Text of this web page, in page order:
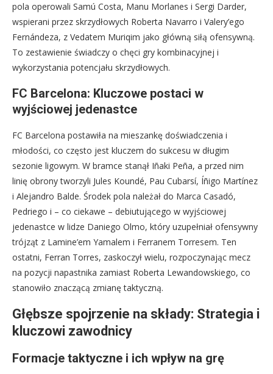
pola operowali Samú Costa, Manu Morlanes i Sergi Darder,
wspierani przez skrzydłowych Roberta Navarro i Valery’ego
Fernándeza, z Vedatem Muriqim jako główną siłą ofensywną.
To zestawienie świadczy o chęci gry kombinacyjnej i
wykorzystania potencjału skrzydłowych.
FC Barcelona: Kluczowe postaci w
wyjściowej jedenastce
FC Barcelona postawiła na mieszankę doświadczenia i
młodości, co często jest kluczem do sukcesu w długim
sezonie ligowym. W bramce stanął Iñaki Peña, a przed nim
linię obrony tworzyli Jules Koundé, Pau Cubarsí, Íñigo Martínez
i Alejandro Balde. Środek pola należał do Marca Casadó,
Pedriego i – co ciekawe – debiutującego w wyjściowej
jedenastce w lidze Daniego Olmo, który uzupełniał ofensywny
trójząt z Lamine’em Yamalem i Ferranem Torresem. Ten
ostatni, Ferran Torres, zaskoczył wielu, rozpoczynając mecz
na pozycji napastnika zamiast Roberta Lewandowskiego, co
stanowiło znaczącą zmianę taktyczną.
Głębsze spojrzenie na składy: Strategia i
kluczowi zawodnicy
Formacje taktyczne i ich wpływ na grę